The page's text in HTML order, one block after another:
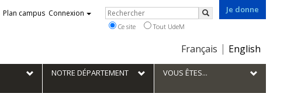
Je donne
Choix
la
langue
Français English
Plan campus Connexion Rechercher
Rechercher
Ce site Tout UdeM
NOTRE DÉPARTEMENT VOUS ÊTES...